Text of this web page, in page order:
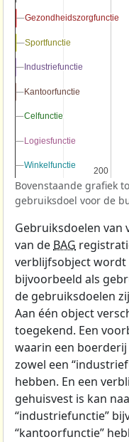
200
200
Gezondheidszorgfunctie
Gezondheidszorgfunctie
Sportfunctie
Sportfunctie
Industriefunctie
Industriefunctie
Kantoorfunctie
Kantoorfunctie
Celfunctie
Celfunctie
Logiesfunctie
Logiesfunctie
Winkelfunctie
Winkelfunctie
Bovenstaande grafiek
gebruiksdoel voor de
Gebruiksdoelen van
van de BAG
verblijfsobject
bijvoorbeeld als
de gebruiksdoelen
Aan één object
toegekend. Een
waarin een
zowel een
hebben. En een
gehuisvest is kan
“industriefunctie”
“kantoorfunctie”